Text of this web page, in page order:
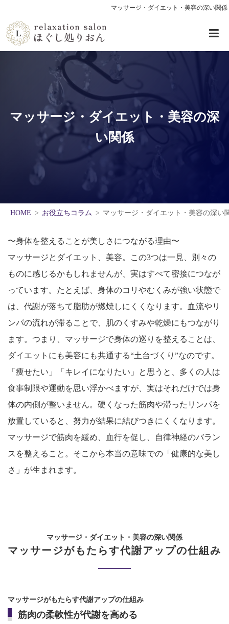
マッサージ・ダイエット・美容の深い関係
マッサージ・ダイエット・美容の深
い関係
HOME お役立ちコラム マッサージ・ダイエット・美容の深い
〜身体を整えることが美しさにつながる理由〜
マッサージとダイエット、美容。この3つは一見、別々の
ものに感じるかもしれませんが、実はすべて密接につなが
っています。たとえば、身体のコリやむくみが強い状態で
は、代謝が落ちて脂肪が燃焼しにくくなります。血流やリ
ンパの流れが滞ることで、肌のくすみや乾燥にもつながり
ます。つまり、マッサージで身体の巡りを整えることは、
ダイエットにも美容にも共通する“土台づくり”なのです。
「痩せたい」「キレイになりたい」と思うと、多くの人は
食事制限や運動を思い浮かべますが、実はそれだけでは身
体の内側が整いません。硬くなった筋肉や滞ったリンパを
放置していると、努力が結果に結びつきにくくなります。
マッサージで筋肉を緩め、血行を促し、自律神経のバラン
スを整えること。そこから本当の意味での「健康的な美し
さ」が生まれます。
マッサージ・ダイエット・美容の深い関係
マッサージがもたらす代謝アップの仕組み
マッサージがもたらす代謝アップの仕組み
筋肉の柔軟性が代謝を高める